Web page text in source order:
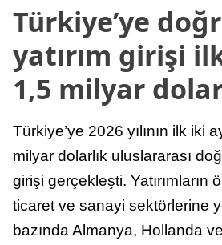
Türkiye’ye
yatırım girişi
1,5 milyar
Türkiye’ye 2026 yılının ilk iki
milyar dolarlık uluslararası
girişi gerçekleşti. Yatırımların
ticaret ve sanayi sektörlerine
bazında Almanya, Hollanda